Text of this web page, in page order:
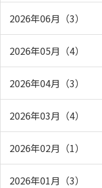
2026年06月（3）
2026年05月（4）
2026年04月（3）
2026年03月（4）
2026年02月（1）
2026年01月（3）